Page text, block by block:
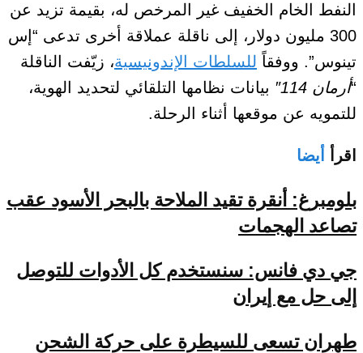
النفط الخام الخفيف غير المرخص له، بقيمة تزيد عن
300 مليون دولار، إلى ناقلة عملاقة أخرى تدعى “إس
تينوس”. ووفقاً للسلطات الإندونيسية، زيّفت الناقلة
“أرمان 114″
بيانات نظامها التلقائي لتحديد الهوية،
للتمويه عن موقعها أثناء الرحلة.
اقرأ أيضا
بلومبرغ: أنقرة تقيد الملاحة بالبحر الأسود عقب
تصاعد الهجمات
جي دي فانس: سنستخدم كل الأدوات للتوصل
إلى حل مع إيران
طهران تسعى للسيطرة على حركة الشحن